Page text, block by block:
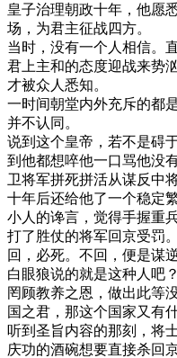
皇子治理朝政十年，他愿
场，为君主征战四方。
当时，没有一个人相信。
君上主和的态度迎战来势
才被众人悉知。
一时间朝堂内外充斥的都
并不认同。
说到这个皇帝，若不是碍
到他都想啐他一口骂他没有
卫将军拼死拼活从谋反中
十年后还给他了一个稳定
小人的谗言，觉得手握重
打了胜仗的将军回京受罚。
回，必死。不回，便是谋逆
白眼狼说的就是这种人吧
罔顾教养之恩，做出此等
国之君，那这个国家又有
听到圣旨内容的那刻，将
庆功的酒碗想要直接杀回